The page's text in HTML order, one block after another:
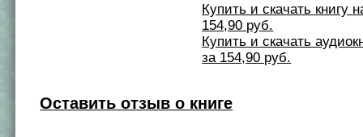
Купить и скачать книгу
154,90 руб.
Купить и скачать
за 154,90 руб.
Оставить отзыв о книге